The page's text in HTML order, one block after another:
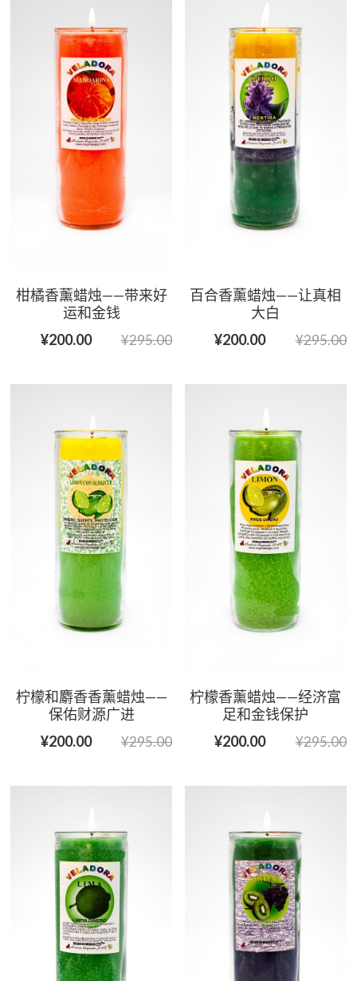
柑橘香薰蜡烛——带来好
运和金钱
¥200.00
¥295.00
百合香薰蜡烛——让真相
大白
¥200.00
¥295.00
柠檬和麝香香薰蜡烛——
保佑财源广进
¥200.00
¥295.00
柠檬香薰蜡烛——经济富
足和金钱保护
¥200.00
¥295.00